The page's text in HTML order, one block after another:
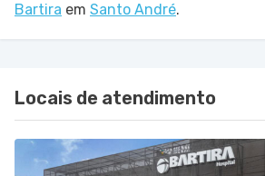
Bartira em Santo André.
Locais de atendimento